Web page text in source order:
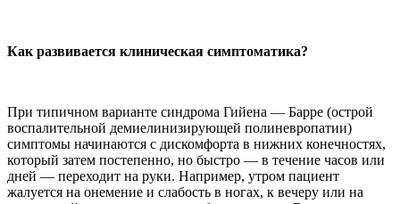
Как развивается клиническая симптоматика?
При типичном варианте синдрома Гийена — Барре (острой
воспалительной демиелинизирующей полиневропатии)
симптомы начинаются с дискомфорта в нижних конечностях,
который затем постепенно, но быстро — в течение часов или
дней — переходит на руки. Например, утром пациент
жалуется на онемение и слабость в ногах, к вечеру или на